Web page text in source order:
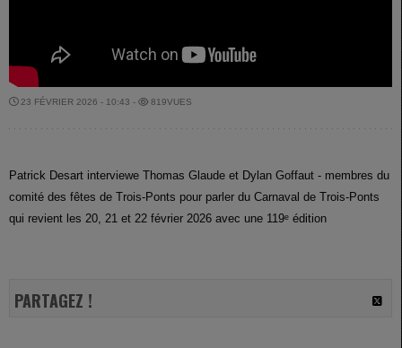
23 FÉVRIER 2026 - 10:43 - 819VUES
Patrick Desart interviewe Thomas Glaude et Dylan Goffaut - membres du
comité des fêtes de Trois-Ponts pour parler du Carnaval de Trois-Ponts
qui revient les 20, 21 et 22 février 2026 avec une 119ᵉ édition
PARTAGEZ !